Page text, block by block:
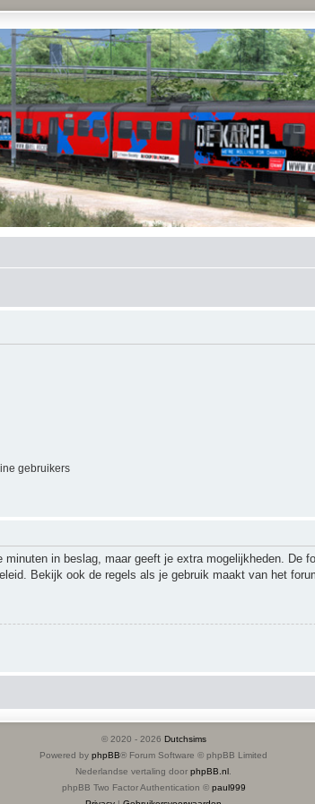
gebruikers
in beslag, maar geeft je extra mogelijkheden. De
Bekijk ook de regels als je gebruik maakt van het
© 2020 - 2026 Dutchsims
Powered by phpBB® Forum Software © phpBB Limited
Nederlandse vertaling door phpBB.nl
phpBB Two Factor Authentication © paul999